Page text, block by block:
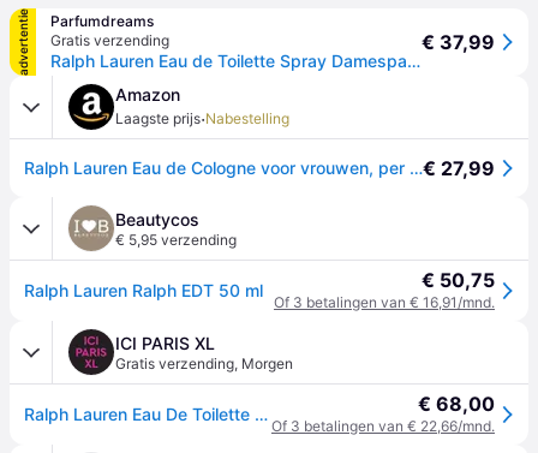
advertentie
Parfumdreams
Gratis verzending
Ralph Lauren Eau de Toilette Spray Damesparfum Dames 50 ml
€ 37,99
Amazon
Laagste prijs·Nabestelling
Ralph Lauren Eau de Cologne voor vrouwen, per stuk verpakt (1 x 50 ml)€ 27,99
Beautycos
€ 5,95 verzending
Ralph Lauren Ralph EDT 50 ml € 50,75
Of 3 betalingen van € 16,91/mnd.
ICI PARIS XL
Gratis verzending, Morgen
Ralph Lauren Eau De Toilette Ralph Lauren - Ralph Eau De Toilette - 50 ML € 68,00
Of 3 betalingen van € 22,66/mnd.